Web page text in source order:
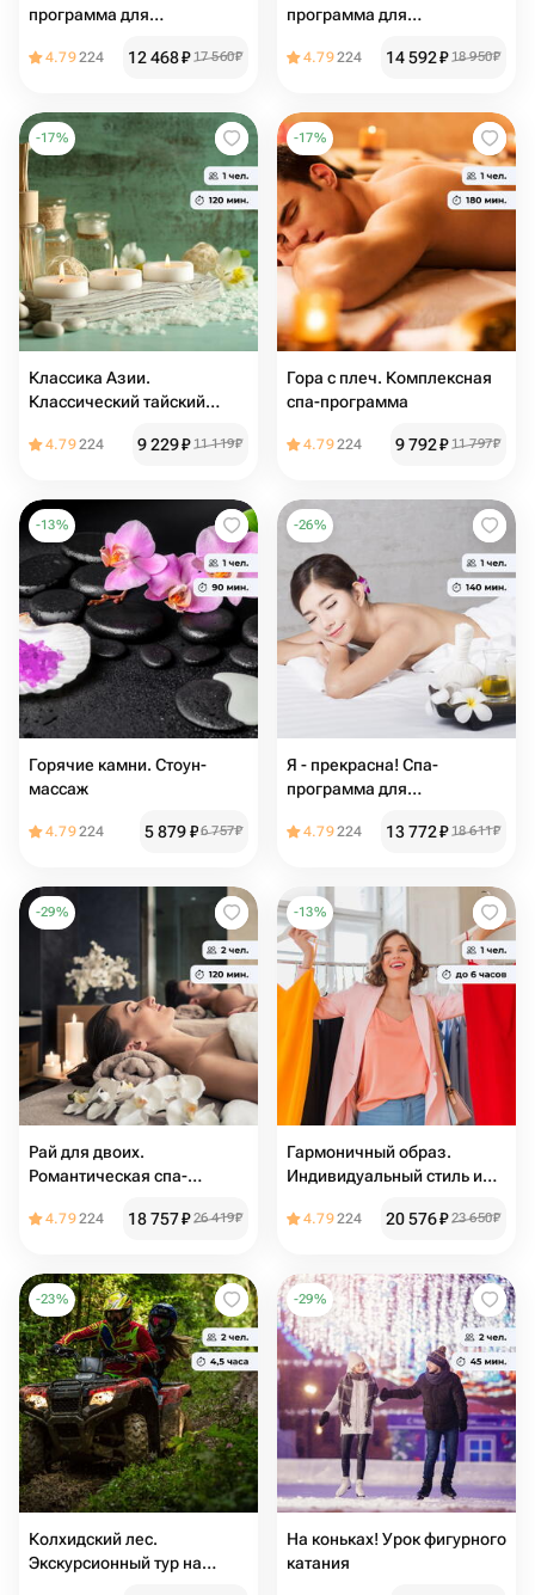
программа для
4.79224 12 468₽ 17 560₽
программа для
4.79224 14 592₽ 18 950₽
-17%
Классика Азии.
Классический тайский
4.79224 9 229₽ 11 119₽
-17%
Гора с плеч. Комплексная
спа-программа
4.79224 9 792₽ 11 797₽
-13%
Горячие камни. Стоун-
массаж
4.79224 5 879₽6 757₽
-26%
Я - прекрасна! Спа-
программа для
4.79224 13 772₽ 18 611₽
-29%
Рай для двоих.
Романтическая спа-
4.79224 18 757₽ 26 419₽
-13%
Гармоничный образ.
Индивидуальный стиль и
4.79224 20 576₽ 23 650₽
-23%
Колхидский лес.
Экскурсионный тур на
-29%
На коньках! Урок фигурного
катания